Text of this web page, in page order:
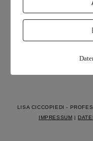
LISA CICCOPIEDI -
IMPRESSUM |